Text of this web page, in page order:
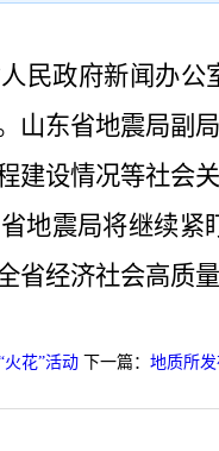
民政府新闻办公
山东省地震局副
建设情况等社会
地震局将继续
省经济社会高质
火花”活动 下一篇： 地质所